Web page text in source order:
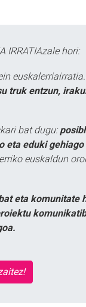
IRRATIAzale hori:
truk entzun,
bat dugu:
eta eduki
euskaldun
eta komunitate